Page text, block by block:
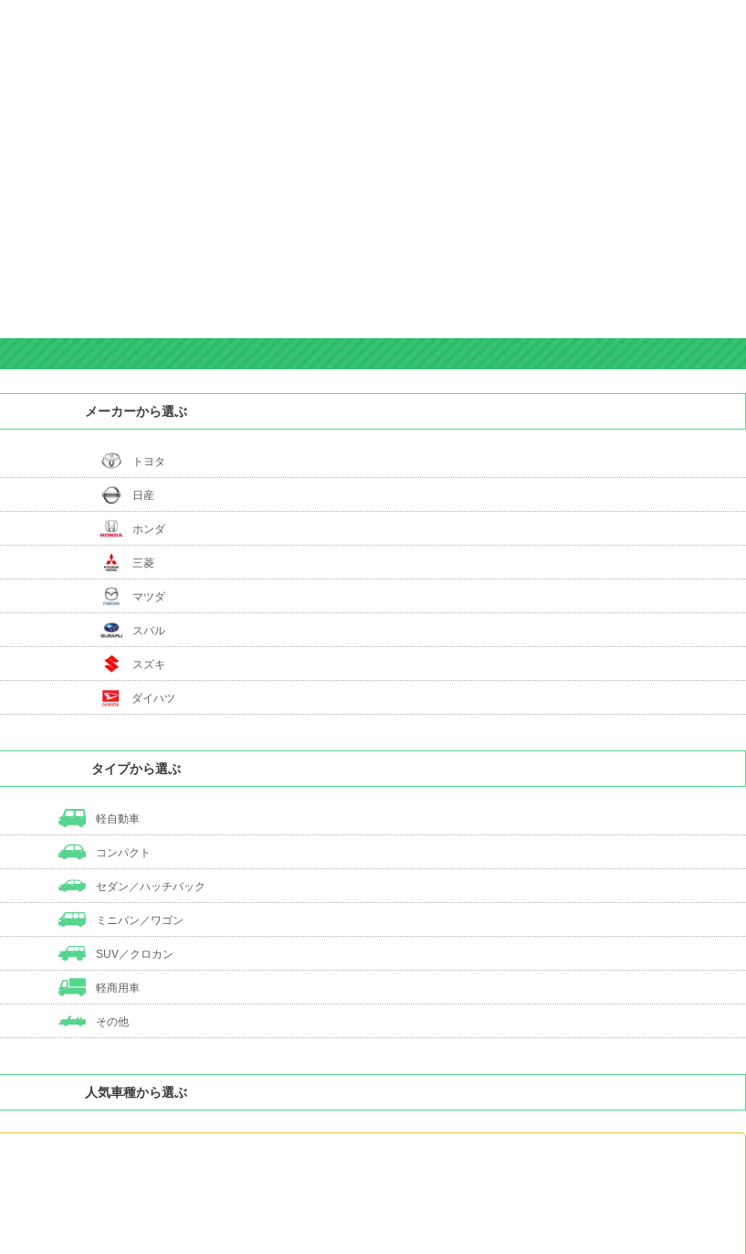
メーカーから選ぶ
トヨタ
日産
ホンダ
三菱
マツダ
スバル
スズキ
ダイハツ
タイプから選ぶ
軽自動車
コンパクト
セダン／ハッチバック
ミニバン／ワゴン
SUV／クロカン
軽商用車
その他
人気車種から選ぶ